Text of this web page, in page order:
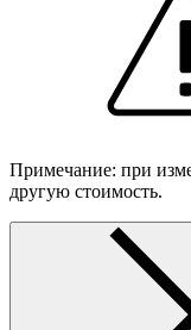
Примечание: при
другую стоимость.